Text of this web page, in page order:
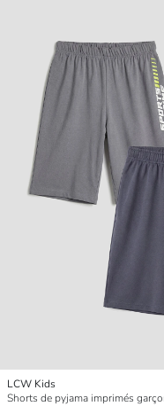
LCW Kids
Shorts de pyjama imprimés